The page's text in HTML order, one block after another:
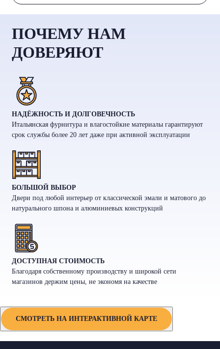
ПОЧЕМУ НАМ
ДОВЕРЯЮТ
НАДЁЖНОСТЬ И ДОЛГОВЕЧНОСТЬ
Итальянская фурнитура и влагостойкие материалы гарантируют
срок службы более 20 лет даже при активной эксплуатации
БОЛЬШОЙ ВЫБОР
Двери под любой интерьер от классической эмали и матового до
натурального шпона и алюминиевых конструкций
ДОСТУПНАЯ СТОИМОСТЬ
Благодаря собственному производству и широкой сети
магазинов держим цены, не экономя на качестве
СМОТРЕТЬ НА ИНТЕРАКТИВНОЙ КАРТЕ